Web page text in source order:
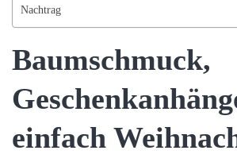
Nachtrag
Baumschmuck,
einfach